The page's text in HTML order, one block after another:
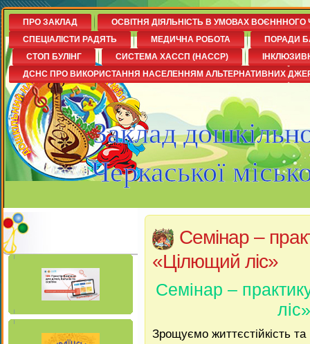
Заклад
Черкаської
ПРО ЗАКЛАД
ОСВІТНЯ ДІЯЛЬНІСТЬ В УМОВАХ ВОЄНННОГО
СПЕЦІАЛІСТИ РАДЯТЬ
МЕДИЧНА РОБОТА
ПОРАДИ
СТОП БУЛІНГ
СИСТЕМА ХАССП (НАССР)
ДСНС ПРО ВИКОРИСТАННЯ НАСЕЛЕННЯМ АЛЬТЕРНАТИВНИХ
Семінар –
«Цілющий ліс»
Семінар –
Зрощуємо життєстійкість